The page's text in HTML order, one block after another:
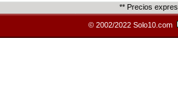
** Precios
© 2002/2022 Solo10.com